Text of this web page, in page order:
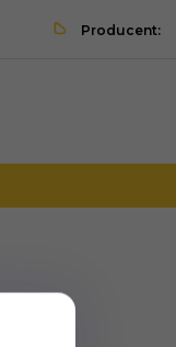
Producent: